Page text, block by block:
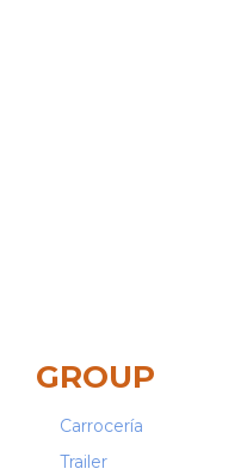
GROUP
Carrocería
Trailer